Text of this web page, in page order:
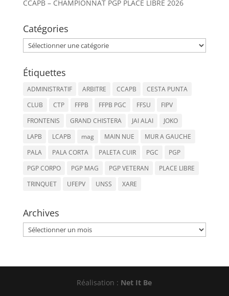
CCAPB – CHAMPIONNAT PGP PLACE LIBRE 2026
Catégories
Catégories
Étiquettes
ADMINISTRATIF ARBITRE CCAPB
CESTA PUNTA
CLUB
CTP FFPB FFPB PGC FFSU
FIPV
FRONTENIS
GRAND CHISTERA JAI ALAI
JOKO
LAPB
LCAPB mag MAIN NUE
MUR A GAUCHE
PALA
PALA CORTA PALETA CUIR PGC
PGP
PGP CORPO
PGP MAG PGP VETERAN
PLACE LIBRE
TRINQUET
UFEPV UNSS XARE
Archives
Archives
Réalisation : Net It Be